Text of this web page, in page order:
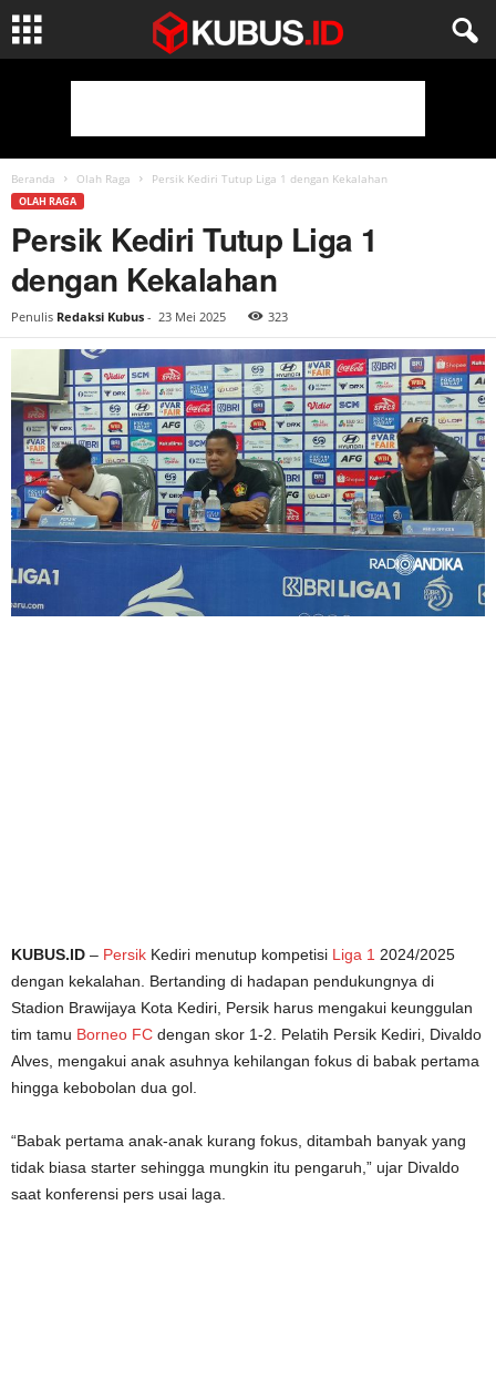
Beranda Olah Raga Persik Kediri Tutup Liga 1 dengan Kekalahan
OLAH RAGA
Persik Kediri Tutup Liga 1
dengan Kekalahan
Penulis Redaksi Kubus - 23 Mei 2025 323
KUBUS.ID – Persik Kediri menutup kompetisi Liga 1 2024/2025
dengan kekalahan. Bertanding di hadapan pendukungnya di
Stadion Brawijaya Kota Kediri, Persik harus mengakui keunggulan
tim tamu Borneo FC dengan skor 1-2. Pelatih Persik Kediri, Divaldo
Alves, mengakui anak asuhnya kehilangan fokus di babak pertama
hingga kebobolan dua gol.
“Babak pertama anak-anak kurang fokus, ditambah banyak yang
tidak biasa starter sehingga mungkin itu pengaruh,” ujar Divaldo
saat konferensi pers usai laga.